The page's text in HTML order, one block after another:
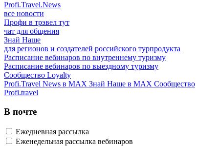
Profi.Travel.News
все новости
Профи в трэвел тут
чат для общения
Знай Наше
для регионов и создателей российского турпродукта
Расписание вебинаров по внутреннему туризму
Расписание вебинаров по выездному туризму
Сообщество Loyalty
Profi.Travel News в MAX Знай Наше в MAX Сообщество
Profi.travel
В почте
Ежедневная рассылка
Еженедельная рассылка вебинаров